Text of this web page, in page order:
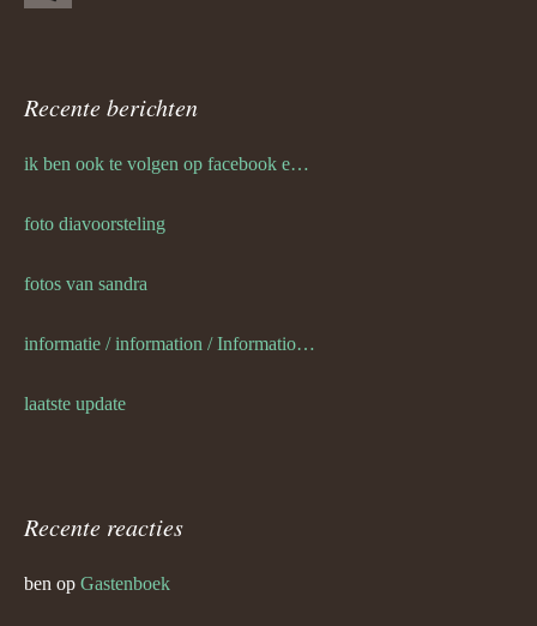
Recente berichten
ik ben ook te volgen op facebook en twitter
foto diavoorsteling
fotos van sandra
informatie / information / Informationen / l information
laatste update
Recente reacties
ben op Gastenboek